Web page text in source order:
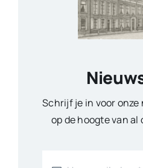
Schrijf je in voor
op de hoogte van